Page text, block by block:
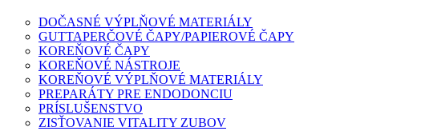
DOČASNÉ VÝPLŇOVÉ MATERIÁLY
GUTTAPERČOVÉ ČAPY/PAPIEROVÉ ČAPY
KOREŇOVÉ ČAPY
KOREŇOVÉ NÁSTROJE
KOREŇOVÉ VÝPLŇOVÉ MATERIÁLY
PREPARÁTY PRE ENDODONCIU
PRÍSLUŠENSTVO
ZISŤOVANIE VITALITY ZUBOV